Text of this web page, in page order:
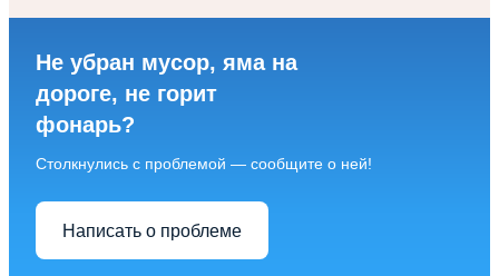
Не убран мусор, яма на
дороге, не горит
фонарь?
Столкнулись с проблемой — сообщите о ней!
Написать о проблеме